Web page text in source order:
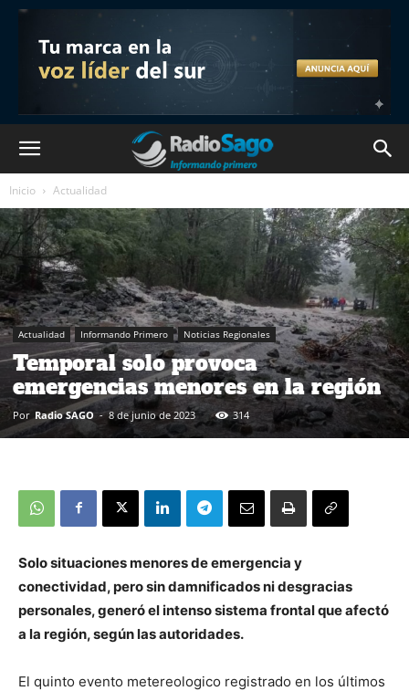
Inicio Actualidad
Actualidad Informando Primero Noticias Regionales
Temporal solo provoca
emergencias menores en la región
Por Radio SAGO - 8 de junio de 2023 314
Solo situaciones menores de emergencia y
conectividad, pero sin damnificados ni desgracias
personales, generó el intenso sistema frontal que afectó
a la región, según las autoridades.
El quinto evento metereologico registrado en los últimos